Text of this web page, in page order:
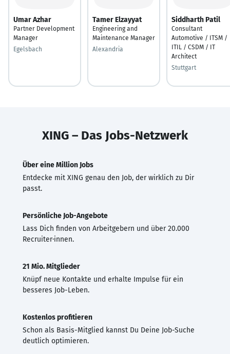
Umar Azhar
Partner Development
Manager
Egelsbach
Tamer Elzayyat
Engineering and
Maintenance Manager
Alexandria
Siddharth Patil
Consultant
Automotive / ITSM /
ITIL / CSDM / IT
Architect
Stuttgart
XING – Das Jobs-Netzwerk
Über eine Million Jobs
Entdecke mit XING genau den Job, der wirklich zu Dir
passt.
Persönliche Job-Angebote
Lass Dich finden von Arbeitgebern und über 20.000
Recruiter·innen.
21 Mio. Mitglieder
Knüpf neue Kontakte und erhalte Impulse für ein
besseres Job-Leben.
Kostenlos profitieren
Schon als Basis-Mitglied kannst Du Deine Job-Suche
deutlich optimieren.